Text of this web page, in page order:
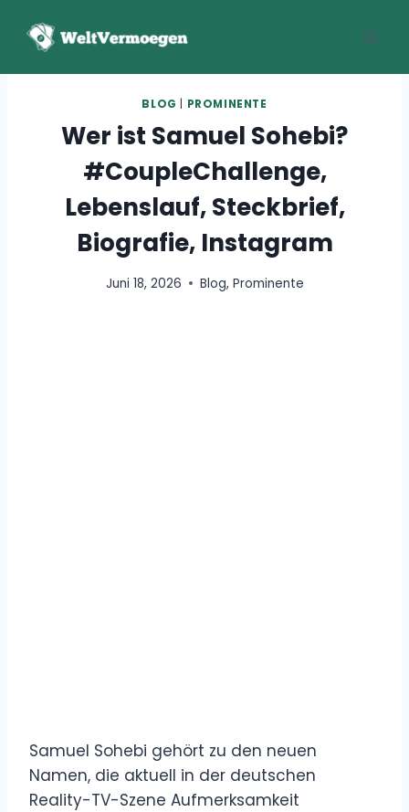
Inhalt
BLOG PROMINENTE
Wer ist Samuel Sohebi?
#CoupleChallenge,
Lebenslauf, Steckbrief,
Biografie, Instagram
Juni 18, 2026 Blog, Prominente
Samuel Sohebi gehört zu den neuen
Namen, die aktuell in der deutschen
Reality-TV-Szene Aufmerksamkeit